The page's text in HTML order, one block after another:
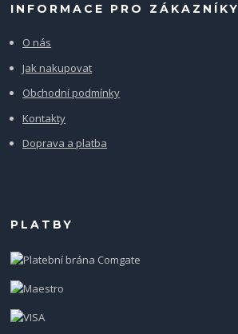
INFORMACE PRO ZÁKAZNÍKY
O nás
Jak nakupovat
Obchodní podmínky
Kontakty
Doprava a platba
PLATBY